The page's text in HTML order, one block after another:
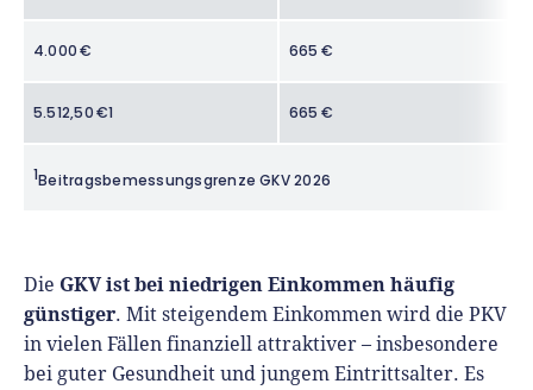
4.000 € 665 €
5.512,50 €1 665 €
1Beitragsbemessungsgrenze GKV 2026
Die GKV ist bei niedrigen Einkommen häufig
günstiger. Mit steigendem Einkommen wird die PKV
in vielen Fällen finanziell attraktiver – insbesondere
bei guter Gesundheit und jungem Eintrittsalter. Es